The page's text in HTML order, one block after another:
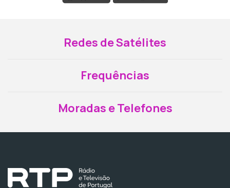
Redes de Satélites
Frequências
Moradas e Telefones